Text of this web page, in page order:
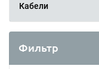
Кабели
Фильтр